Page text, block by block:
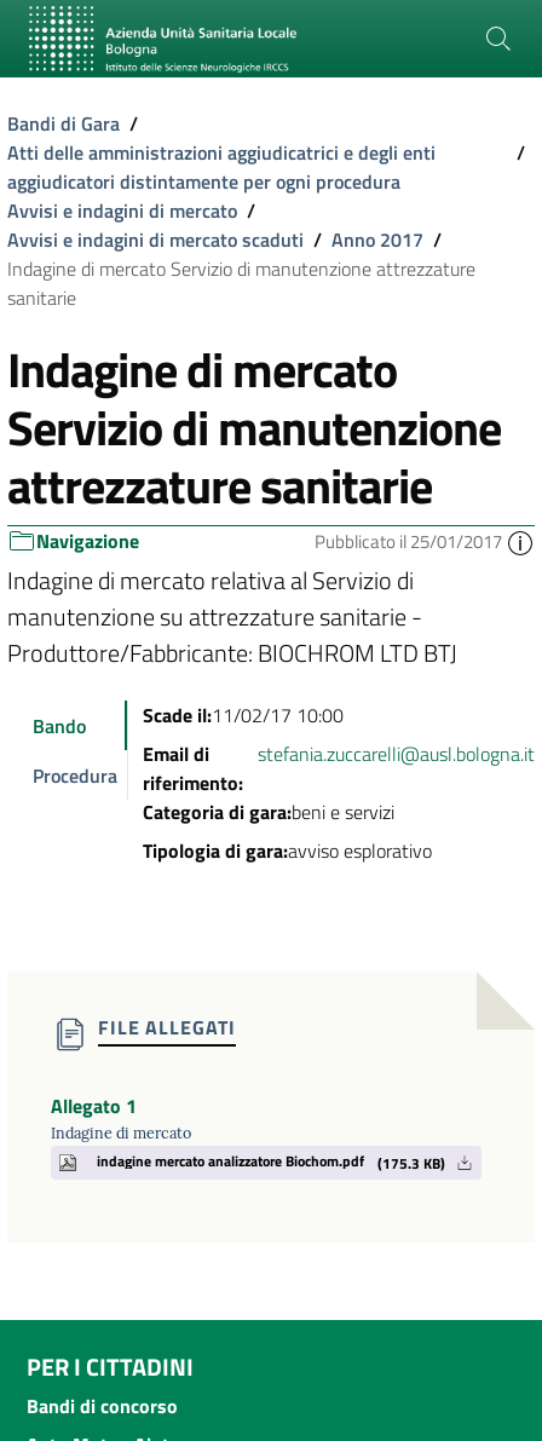
Bandi di Gara /
Atti delle amministrazioni aggiudicatrici e degli enti
aggiudicatori distintamente per ogni procedura
/
Avvisi e indagini di mercato /
Avvisi e indagini di mercato scaduti / Anno 2017 /
Indagine di mercato Servizio di manutenzione attrezzature
sanitarie
Indagine di mercato
Servizio di manutenzione
attrezzature sanitarie
Navigazione Pubblicato il 25/01/2017
Indagine di mercato relativa al Servizio di
manutenzione su attrezzature sanitarie -
Produttore/Fabbricante: BIOCHROM LTD BTJ
Bando
Procedura
Scade il:11/02/17 10:00
Email di
riferimento:
stefania.zuccarelli@ausl.bologna.it
Categoria di gara:beni e servizi
Tipologia di gara:avviso esplorativo
FILE ALLEGATI
Allegato 1
Indagine di mercato
indagine mercato analizzatore Biochom.pdf (175.3 KB)
PER I CITTADINI
Bandi di concorso